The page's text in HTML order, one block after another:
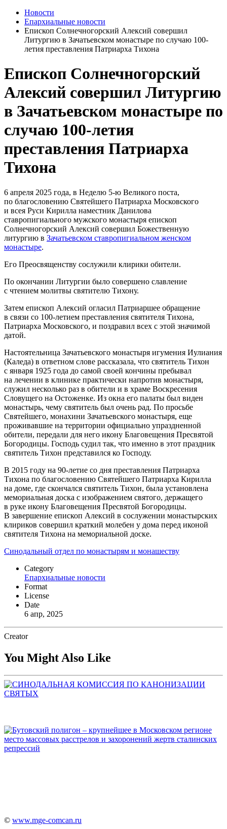
Новости
Епархиальные новости
Епископ Солнечногорский Алексий совершил
Литургию в Зачатьевском монастыре по случаю 100-
летия преставления Патриарха Тихона
Епископ Солнечногорский
Алексий совершил Литургию
в Зачатьевском монастыре по
случаю 100-летия
преставления Патриарха
Тихона
6 апреля 2025 года, в Неделю 5-ю Великого поста,
по благословению Святейшего Патриарха Московского
и всея Руси Кирилла наместник Данилова
ставропигиального мужского монастыря епископ
Солнечногорский Алексий совершил Божественную
литургию в Зачатьевском ставропигиальном женском
монастыре.
Его Преосвященству сослужили клирики обители.
По окончании Литургии было совершено славление
с чтением молитвы святителю Тихону.
Затем епископ Алексий огласил Патриаршее обращение
в связи со 100-летием преставления святителя Тихона,
Патриарха Московского, и поздравил всех с этой значимой
датой.
Настоятельница Зачатьевского монастыря игумения Иулиания
(Каледа) в ответном слове рассказала, что святитель Тихон
с января 1925 года до самой своей кончины пребывал
на лечении в клинике практически напротив монастыря,
служил несколько раз в обители и в храме Воскресения
Словущего на Остоженке. Из окна его палаты был виден
монастырь, чему святитель был очень рад. По просьбе
Святейшего, монахини Зачатьевского монастыря, еще
проживавшие на территории официально упраздненной
обители, передали для него икону Благовещения Пресвятой
Богородицы. Господь судил так, что именно в этот праздник
святитель Тихон представился ко Господу.
В 2015 году на 90-летие со дня преставления Патриарха
Тихона по благословению Святейшего Патриарха Кирилла
на доме, где скончался святитель Тихон, была установлена
мемориальная доска с изображением святого, держащего
в руке икону Благовещения Пресвятой Богородицы.
В завершение епископ Алексий в сослужении монастырских
клириков совершил краткий молебен у дома перед иконой
святителя Тихона на мемориальной доске.
Синодальный отдел по монастырям и монашеству
Category
Епархиальные новости
Format
License
Date
6 апр, 2025
Creator
You Might Also Like
© www.mge-comcan.ru